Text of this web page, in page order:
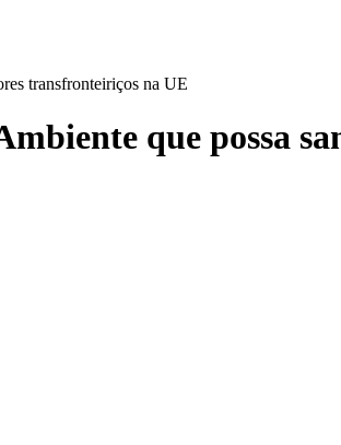
transfronteiriços na UE
que possa